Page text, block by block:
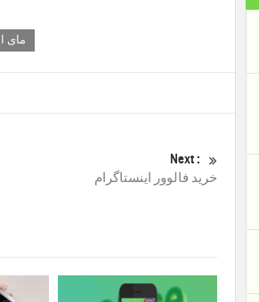
مای
Next :
خرید فالوور اینستاگرام